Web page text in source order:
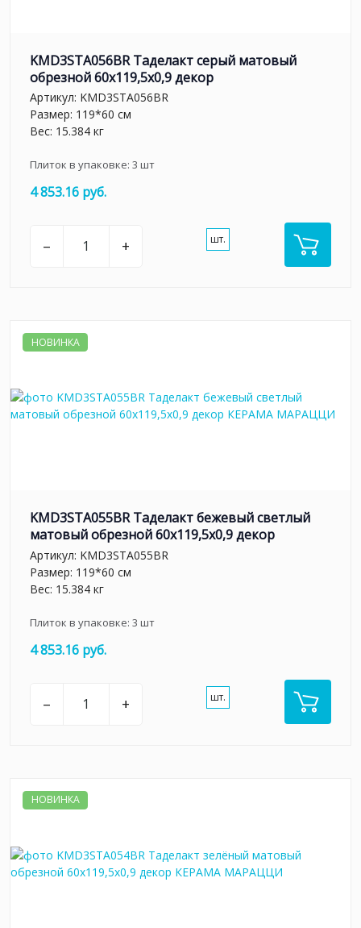
KMD3STA056BR Таделакт серый матовый
обрезной 60x119,5x0,9 декор
Артикул: KMD3STA056BR
Размер: 119*60 см
Вес: 15.384 кг
Плиток в упаковке: 3 шт
4 853.16 руб.
– + шт.
НОВИНКА
KMD3STA055BR Таделакт бежевый светлый
матовый обрезной 60x119,5x0,9 декор
Артикул: KMD3STA055BR
Размер: 119*60 см
Вес: 15.384 кг
Плиток в упаковке: 3 шт
4 853.16 руб.
– + шт.
НОВИНКА